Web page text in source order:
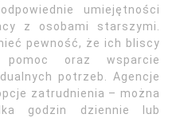
umiejętności
z osobami starszymi.
pewność, że ich bliscy
pomoc oraz wsparcie
potrzeb. Agencje
zatrudnienia – można
godzin dziennie lub